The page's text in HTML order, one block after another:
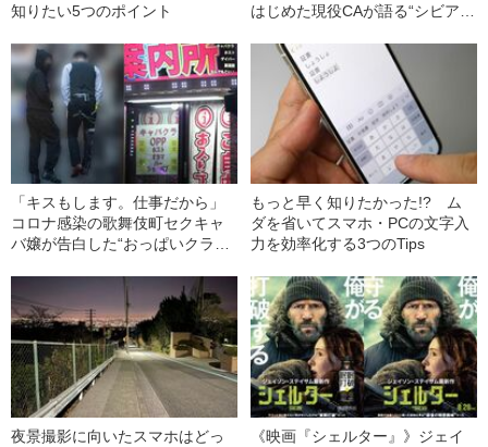
知りたい5つのポイント
はじめた現役CAが語る“シビア
「キスもします。仕事だから」
コロナ感染の歌舞伎町セクキャ
バ嬢が告白した“おっぱいクラス
もっと早く知りたかった!? ム
ダを省いてスマホ・PCの文字入
力を効率化する3つのTips
夜景撮影に向いたスマホはどっ
《映画『シェルター』》ジェイ